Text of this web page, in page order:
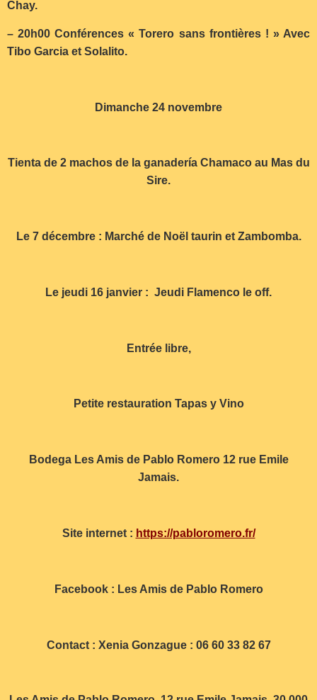
Chay.
– 20h00 Conférences « Torero sans frontières ! » Avec
Tibo Garcia et Solalito.
Dimanche 24 novembre
Tienta de 2 machos de la ganadería Chamaco au Mas du
Sire.
Le 7 décembre : Marché de Noël taurin et Zambomba.
Le jeudi 16 janvier : Jeudi Flamenco le off.
Entrée libre,
Petite restauration Tapas y Vino
Bodega Les Amis de Pablo Romero 12 rue Emile
Jamais.
Site internet : https://pabloromero.fr/
Facebook : Les Amis de Pablo Romero
Contact : Xenia Gonzague : 06 60 33 82 67